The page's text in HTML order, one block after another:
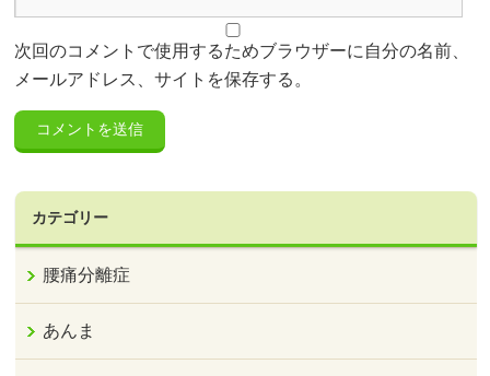
次回のコメントで使用するためブラウザーに自分の名前、
メールアドレス、サイトを保存する。
カテゴリー
腰痛分離症
あんま